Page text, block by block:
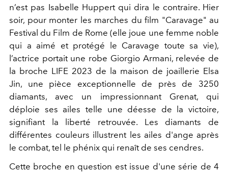
n’est pas Isabelle Huppert qui dira le contraire. Hier
soir, pour monter les marches du film "Caravage" au
Festival du Film de Rome (elle joue une femme noble
qui a aimé et protégé le Caravage toute sa vie),
l’actrice portait une robe Giorgio Armani, relevée de
la broche LIFE 2023 de la maison de joaillerie Elsa
Jin, une pièce exceptionnelle de près de 3250
diamants, avec un impressionnant Grenat, qui
déploie ses ailes telle une déesse de la victoire,
signifiant la liberté retrouvée. Les diamants de
différentes couleurs illustrent les ailes d'ange après
le combat, tel le phénix qui renaît de ses cendres.
Cette broche en question est issue d'une série de 4